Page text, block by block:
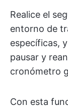
Realice el
entorno de
específicas,
pausar y
cronómetro
Con esta